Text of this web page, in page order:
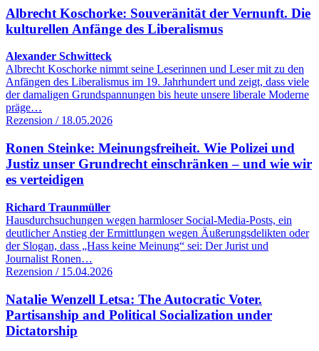
Albrecht Koschorke: Souveränität der Vernunft. Die
kulturellen Anfänge des Liberalismus
Alexander Schwitteck
Albrecht Koschorke nimmt seine Leserinnen und Leser mit zu den
Anfängen des Liberalismus im 19. Jahrhundert und zeigt, dass viele
der damaligen Grundspannungen bis heute unsere liberale Moderne
präge…
Rezension / 18.05.2026
Ronen Steinke: Meinungsfreiheit. Wie Polizei und
Justiz unser Grundrecht einschränken – und wie wir
es verteidigen
Richard Traunmüller
Hausdurchsuchungen wegen harmloser Social-Media-Posts, ein
deutlicher Anstieg der Ermittlungen wegen Äußerungsdelikten oder
der Slogan, dass „Hass keine Meinung“ sei: Der Jurist und
Journalist Ronen…
Rezension / 15.04.2026
Natalie Wenzell Letsa: The Autocratic Voter.
Partisanship and Political Socialization under
Dictatorship